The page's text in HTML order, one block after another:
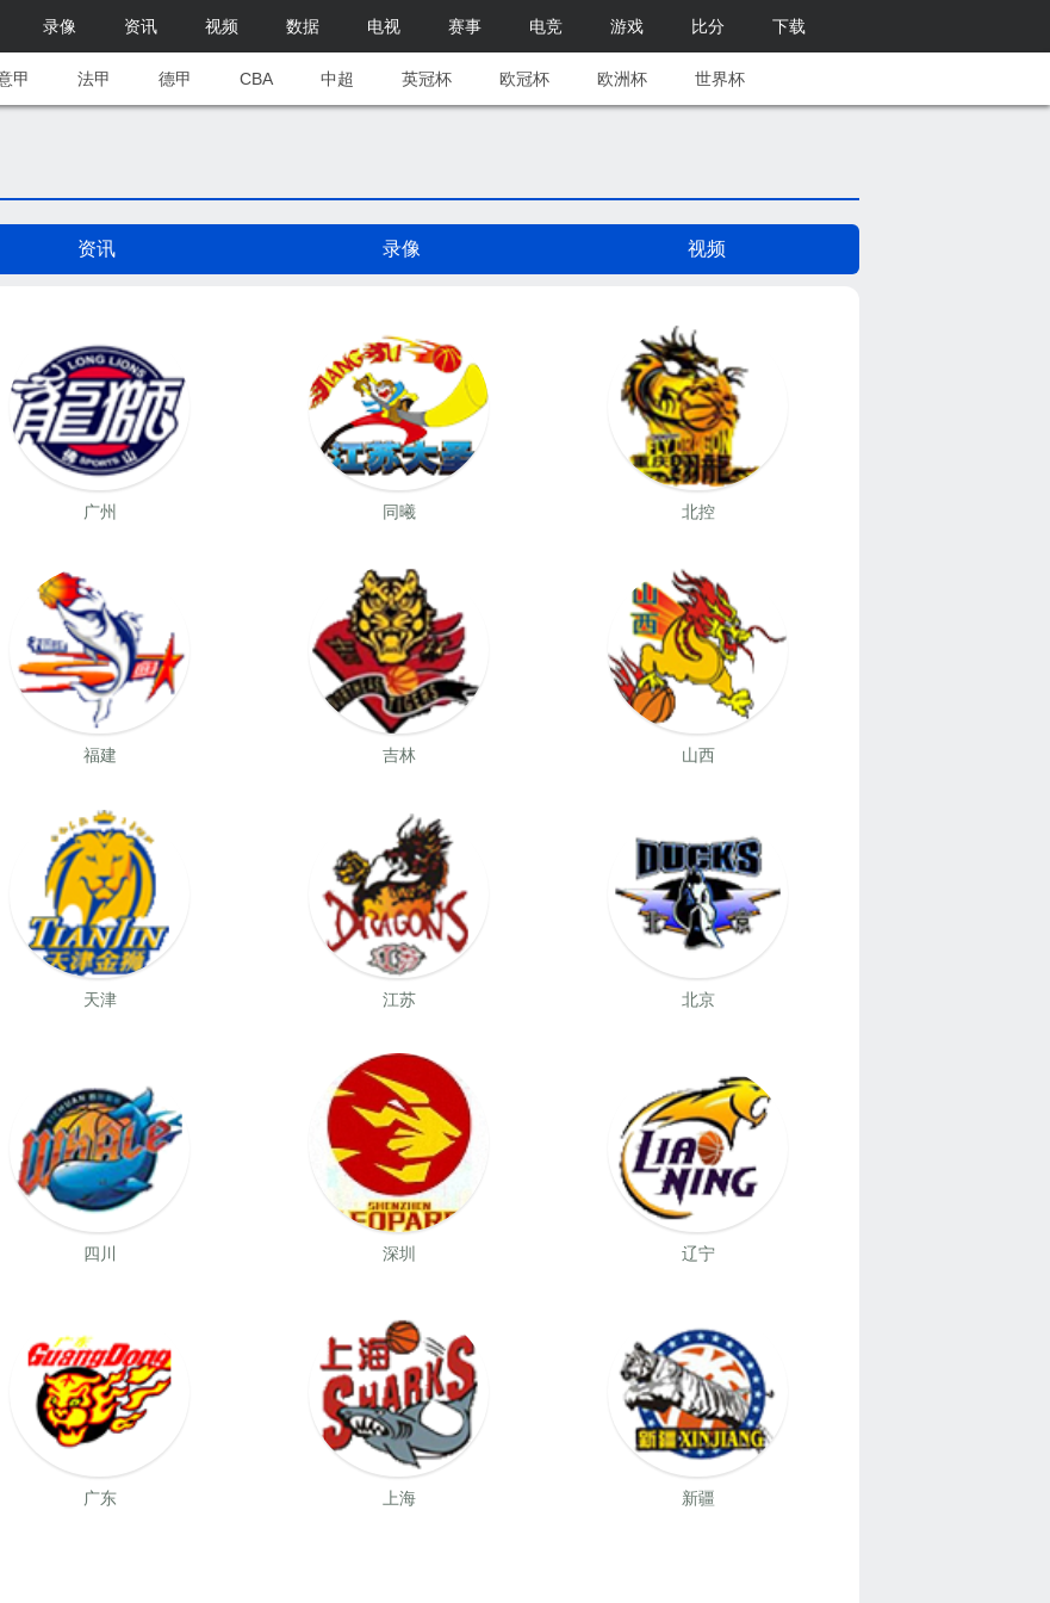
录像 资讯 视频 数据 电视 赛事 电竞 游戏 比分 下载
甲 法甲 德甲 CBA 中超 英冠杯 欧冠杯 欧洲杯 世界杯
资讯 录像 视频
广州 同曦 北控
福建 吉林 山西
天津 江苏 北京
四川 深圳 辽宁
广东 上海 新疆